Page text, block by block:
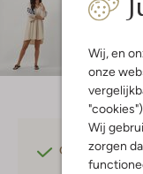
Wij, en
onze
Wij
zorgen
Maatadvies
Lexi is 1
Gratis